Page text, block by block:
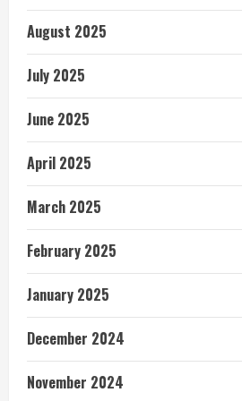
August 2025
July 2025
June 2025
April 2025
March 2025
February 2025
January 2025
December 2024
November 2024